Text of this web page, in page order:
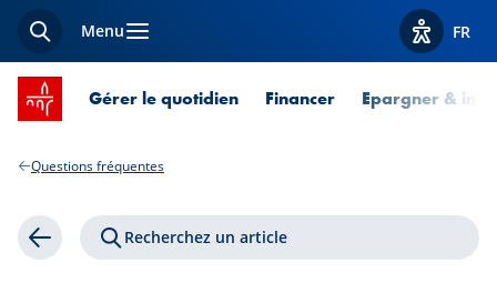
Recherche
Menu Afficher
FR
Accueil SPUERKEESS
Gérer le quotidien Financer Epargner &
Questions fréquentes
Retour Recherchez un article